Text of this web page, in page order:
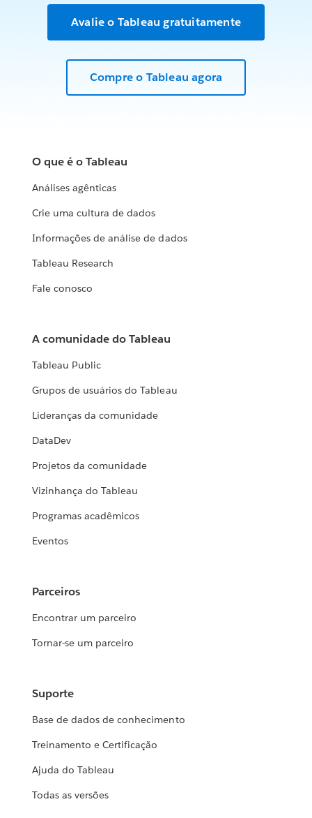
Avalie o Tableau gratuitamente
Compre o Tableau agora
O que é o Tableau
Análises agênticas
Crie uma cultura de dados
Informações de análise de dados
Tableau Research
Fale conosco
A comunidade do Tableau
Tableau Public
Grupos de usuários do Tableau
Lideranças da comunidade
DataDev
Projetos da comunidade
Vizinhança do Tableau
Programas acadêmicos
Eventos
Parceiros
Encontrar um parceiro
Tornar-se um parceiro
Suporte
Base de dados de conhecimento
Treinamento e Certificação
Ajuda do Tableau
Todas as versões